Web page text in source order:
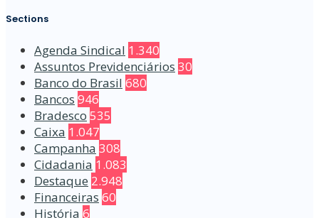
Sections
Agenda Sindical 1.340
Assuntos Previdenciários 30
Banco do Brasil 680
Bancos 946
Bradesco 535
Caixa 1.047
Campanha 308
Cidadania 1.083
Destaque 2.948
Financeiras 60
História 6